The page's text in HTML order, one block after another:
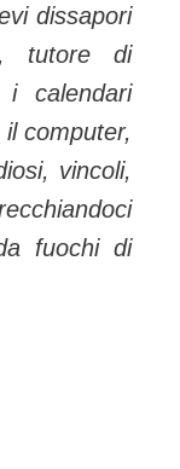
dissapori
, tutore di
calendari
computer,
vincoli,
fuochi di